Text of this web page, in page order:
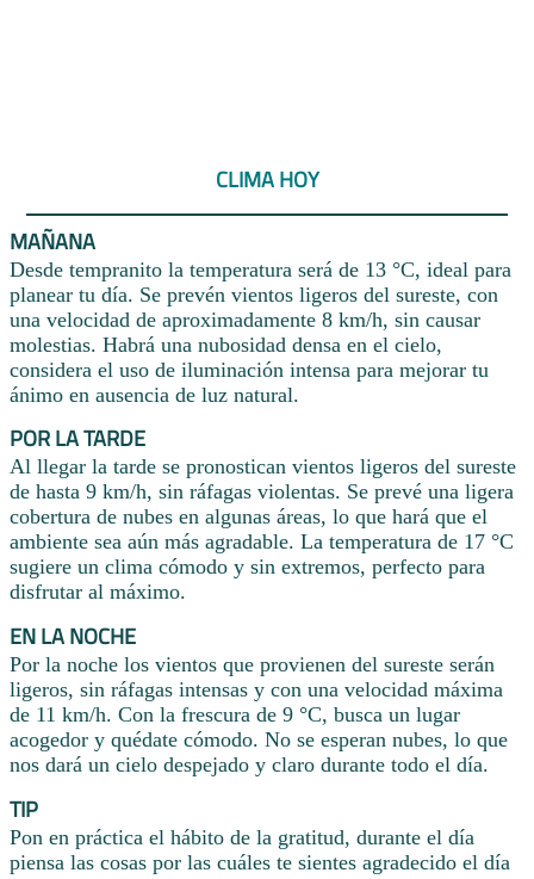
CLIMA HOY
MAÑANA
Desde tempranito la temperatura será de 13 °C, ideal para
planear tu día. Se prevén vientos ligeros del sureste, con
una velocidad de aproximadamente 8 km/h, sin causar
molestias. Habrá una nubosidad densa en el cielo,
considera el uso de iluminación intensa para mejorar tu
ánimo en ausencia de luz natural.
POR LA TARDE
Al llegar la tarde se pronostican vientos ligeros del sureste
de hasta 9 km/h, sin ráfagas violentas. Se prevé una ligera
cobertura de nubes en algunas áreas, lo que hará que el
ambiente sea aún más agradable. La temperatura de 17 °C
sugiere un clima cómodo y sin extremos, perfecto para
disfrutar al máximo.
EN LA NOCHE
Por la noche los vientos que provienen del sureste serán
ligeros, sin ráfagas intensas y con una velocidad máxima
de 11 km/h. Con la frescura de 9 °C, busca un lugar
acogedor y quédate cómodo. No se esperan nubes, lo que
nos dará un cielo despejado y claro durante todo el día.
TIP
Pon en práctica el hábito de la gratitud, durante el día
piensa las cosas por las cuáles te sientes agradecido el día